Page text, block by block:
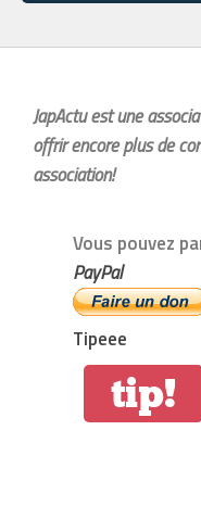
JapActu est une
offrir encore plus de
association!
Vous pouvez
PayPal
Tipeee
tip!